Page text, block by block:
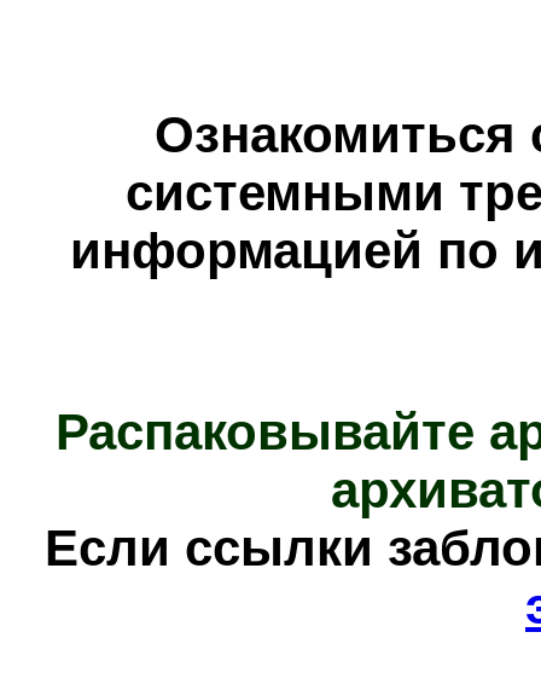
Ознакомиться
системными
информацией по
Распаковывайте
Если ссылки